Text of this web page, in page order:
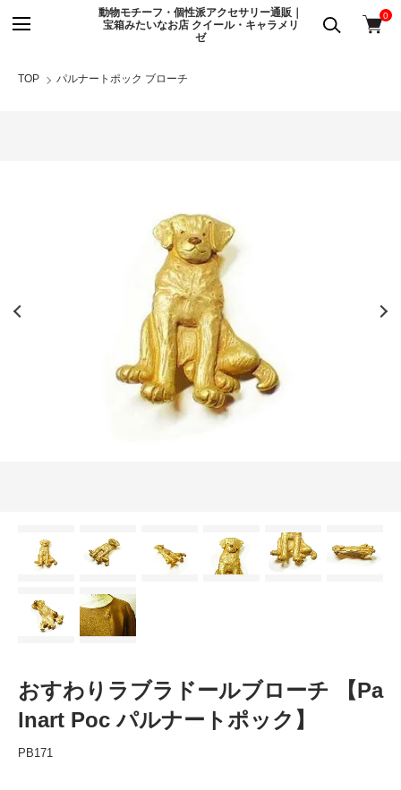
動物モチーフ・個性派アクセサリー通販｜
宝箱みたいなお店 クイール・キャラメリ
ゼ
0
TOP パルナートポック ブローチ
おすわりラブラドールブローチ 【Pa
lnart Poc パルナートポック】
PB171